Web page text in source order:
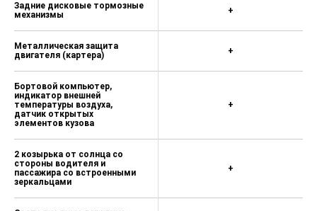
Задние дисковые тормозные
механизмы
Металлическая защита
двигателя (картера)
Бортовой компьютер,
индикатор внешней
температуры воздуха,
датчик открытых
элементов кузова
2 козырька от солнца со
стороны водителя и
пассажира со встроенными
зеркальцами
+
+
+
+